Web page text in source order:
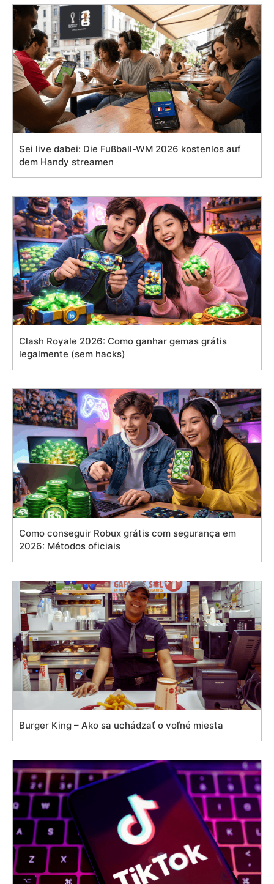
Sei live dabei: Die Fußball-WM 2026 kostenlos auf
dem Handy streamen
Clash Royale 2026: Como ganhar gemas grátis
legalmente (sem hacks)
Como conseguir Robux grátis com segurança em
2026: Métodos oficiais
Burger King – Ako sa uchádzať o voľné miesta